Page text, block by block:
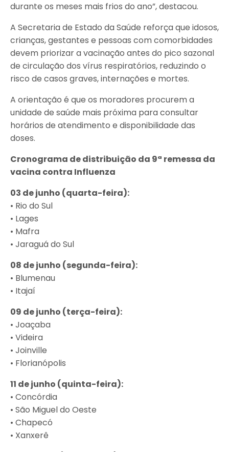
durante os meses mais frios do ano”, destacou.
A Secretaria de Estado da Saúde reforça que idosos,
crianças, gestantes e pessoas com comorbidades
devem priorizar a vacinação antes do pico sazonal
de circulação dos vírus respiratórios, reduzindo o
risco de casos graves, internações e mortes.
A orientação é que os moradores procurem a
unidade de saúde mais próxima para consultar
horários de atendimento e disponibilidade das
doses.
Cronograma de distribuição da 9ª remessa da
vacina contra Influenza
03 de junho (quarta-feira):
• Rio do Sul
• Lages
• Mafra
• Jaraguá do Sul
08 de junho (segunda-feira):
• Blumenau
• Itajaí
09 de junho (terça-feira):
• Joaçaba
• Videira
• Joinville
• Florianópolis
11 de junho (quinta-feira):
• Concórdia
• São Miguel do Oeste
• Chapecó
• Xanxerê